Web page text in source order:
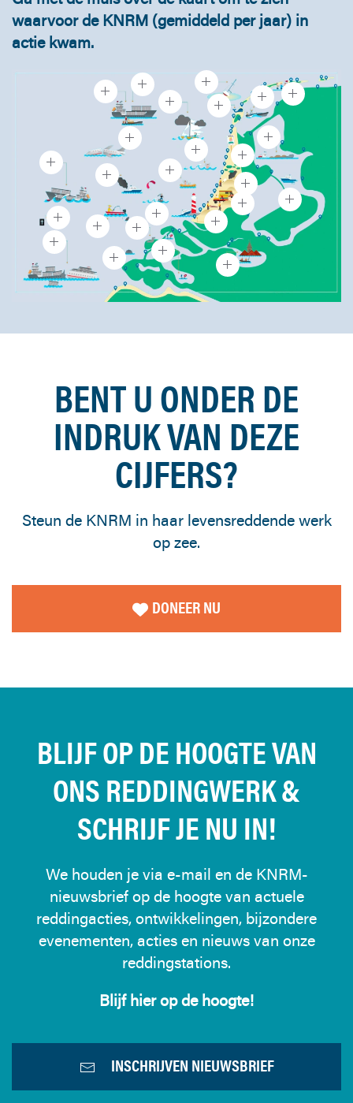
waarvoor de KNRM (gemiddeld per jaar) in
actie kwam.
BENT U ONDER DE
INDRUK VAN DEZE
CIJFERS?
Steun de KNRM in haar levensreddende werk
op zee.
DONEER NU
BLIJF OP DE HOOGTE VAN
ONS REDDINGWERK &
SCHRIJF JE NU IN!
We houden je via e-mail en de KNRM-
nieuwsbrief op de hoogte van actuele
reddingacties, ontwikkelingen, bijzondere
evenementen, acties en nieuws van onze
reddingstations.
Blijf hier op de hoogte!
INSCHRIJVEN NIEUWSBRIEF